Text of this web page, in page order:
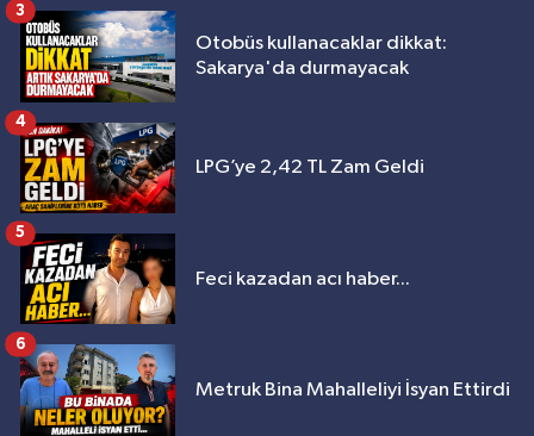
Otobüs kullanacaklar dikkat:
Sakarya'da durmayacak
3
LPG’ye 2,42 TL Zam Geldi
4
Feci kazadan acı haber...
5
Metruk Bina Mahalleliyi İsyan Ettirdi
6